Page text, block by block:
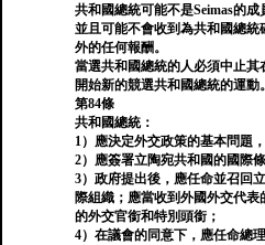
共和國總統可能不是Seimas的
並且可能不會收到為共和國總
外的任何報酬。
當選共和國總統的人必須中止
開始新的競選共和國總統的運動。
第84條
共和國總統：
1）應決定外交政策的基本問題
2）應簽署立陶宛共和國的國際
3）政府提出後，應任命並召回
際組織；應當收到外國外交代
的外交官銜和特別頭銜；
4）在議會的同意下，應任命總